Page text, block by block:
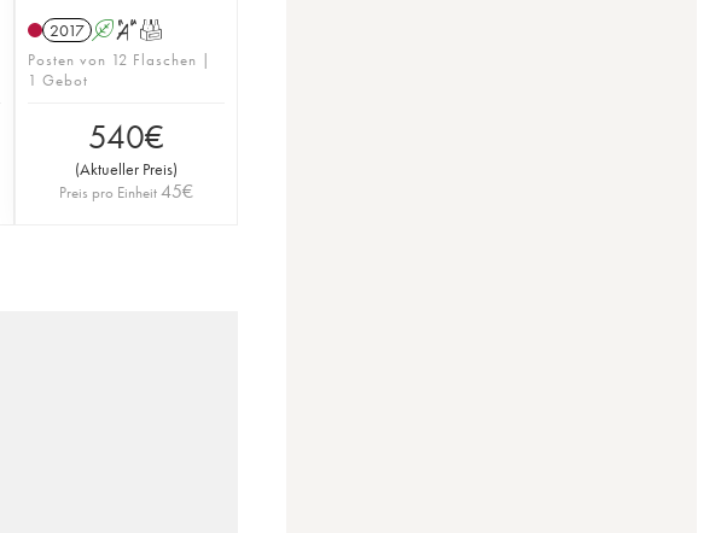
2017 A ST
Posten von 12 Flaschen |
1 Gebot
540€
(Aktueller Preis)
Preis pro Einheit45€